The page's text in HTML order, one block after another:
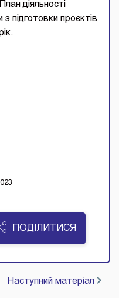
діяльності
з підготовки проєктів
ПОДІЛИТИСЯ
Наступний матеріал